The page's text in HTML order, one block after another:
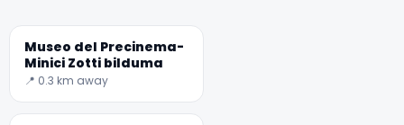
Museo del Precinema-
Minici Zotti bilduma
📍 0.3 km away